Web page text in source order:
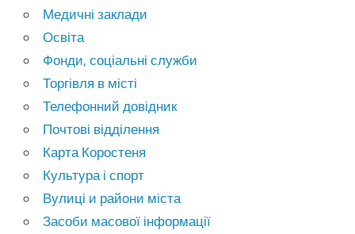
Медичні заклади
Освіта
Фонди, соціальні служби
Торгівля в місті
Телефонний довідник
Почтові відділення
Карта Коростеня
Культура і спорт
Вулиці и райони міста
Засоби масової інформації